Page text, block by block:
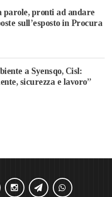
pronti ad andare
sull’esposto in Procura
a Syensqo, Cisl:
sicurezza e lavoro”